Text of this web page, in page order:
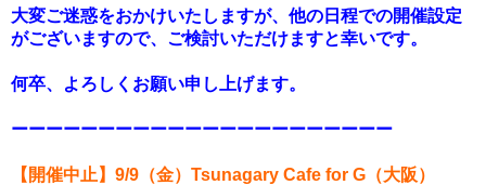
大変ご迷惑をおかけいたしますが、他の日程での開催設定
がございますので、ご検討いただけますと幸いです。
何卒、よろしくお願い申し上げます。
ーーーーーーーーーーーーーーーーーーーーーー
【開催中止】9/9（金） Tsunagary Cafe for G（大阪）